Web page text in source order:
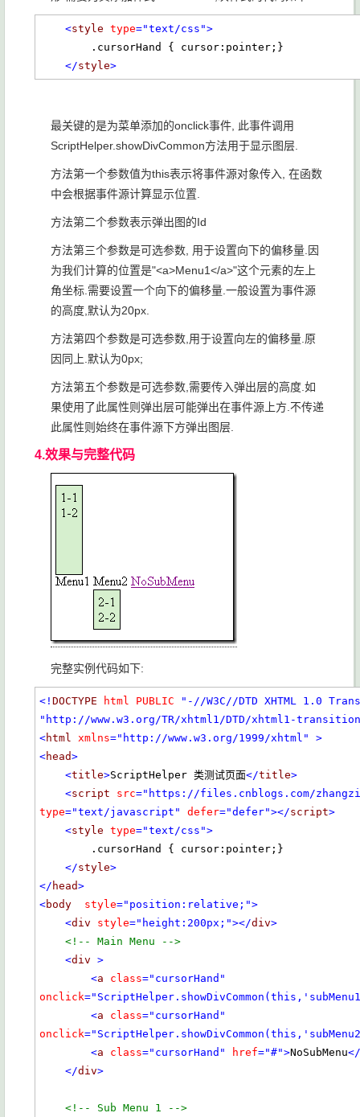
<style type="text/css">
</style>
最关键的是为菜单添加的onclick事件, 此事件调用
ScriptHelper.showDivCommon方法用于显示图层.
方法第一个参数值为this表示将事件源对象传入, 在函数
中会根据事件源计算显示位置.
方法第二个参数表示弹出图的Id
方法第三个参数是可选参数, 用于设置向下的偏移量.因
为我们计算的位置是"<a>Menu1</a>"这个元素的左上
角坐标.需要设置一个向下的偏移量.一般设置为事件源
的高度,默认为20px.
方法第四个参数是可选参数,用于设置向左的偏移量.原
因同上.默认为0px;
方法第五个参数是可选参数,需要传入弹出层的高度.如
果使用了此属性则弹出层可能弹出在事件源上方.不传递
此属性则始终在事件源下方弹出图层.
4.效果与完整代码
完整实例代码如下:
<! DOCTYPE html PUBLIC
"-//W3C//DTD XHTML 1.0
"http://www.w3.org/TR/xhtml1/DTD/xhtml1-
<html xmlns="http://www.w3.org/1999/xhtml"
>
<head>
<title>ScriptHelper 类测试页面</title>
<script src="https://files.cnblogs.com/
type="text/javascript" defer="defer"></script>
<style type="text/css">
</style>
</ head>
<body style="position:relative;">
<div style="height:200px;"></div>
<!-- Main Menu -->
<div >
<a class="cursorHand"
onclick
<a class="cursorHand"
onclick
<a class="cursorHand" href="#">NoSubMenu</
</div>
<!-- Sub Menu 1 -->